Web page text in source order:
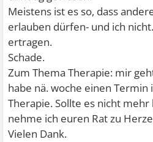
Meistens ist es so, dass
erlauben dürfen- und ich
ertragen.
Schade.
Zum Thema Therapie: mir
habe nä. woche einen
Therapie. Sollte es nicht
nehme ich euren Rat zu
Vielen Dank.